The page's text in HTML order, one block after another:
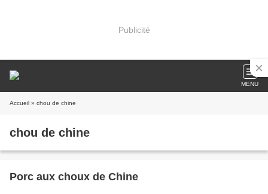
Publicité
MENU
Accueil » chou de chine
chou de chine
Porc aux choux de Chine